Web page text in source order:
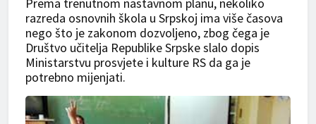
razreda osnovnih škola u Srpskoj ima više časova
nego što je zakonom dozvoljeno, zbog čega je
Društvo učitelja Republike Srpske slalo dopis
Ministarstvu prosvjete i kulture RS da ga je
potrebno mijenjati.